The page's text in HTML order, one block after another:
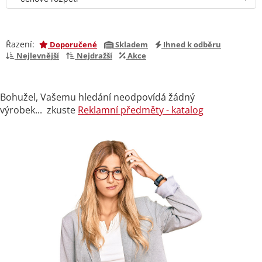
Řazení: Doporučené Skladem
Ihned k odběru
Nejlevnější
Nejdražší Akce
Bohužel, Vašemu hledání neodpovídá žádný
výrobek... zkuste Reklamní předměty - katalog